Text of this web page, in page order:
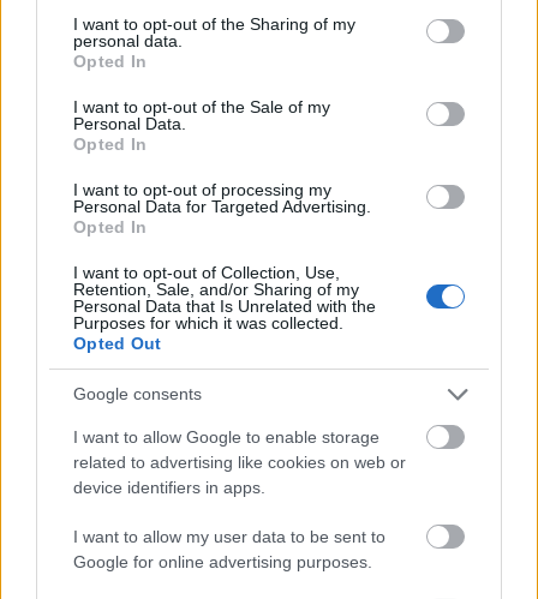
not limited to your visit or usage behaviour. You may click to
grant or deny consent to Google and its third-party tags to
use your data for below specified purposes in below Google
consent section.
I want to opt-out of the Sharing of my
personal data.
Opted In
I want to opt-out of the Sale of my
Personal Data.
Opted In
I want to opt-out of processing my
Personal Data for Targeted Advertising.
Opted In
I want to opt-out of Collection, Use,
Retention, Sale, and/or Sharing of my
Personal Data that Is Unrelated with the
Purposes for which it was collected.
Opted Out
Google consents
I want to allow Google to enable storage
related to advertising like cookies on web or
device identifiers in apps.
I want to allow my user data to be sent to
Google for online advertising purposes.
Szeptemberben ismét a vidéki
színházaké a Thália
szinhazhu 2013. augusztus 23.